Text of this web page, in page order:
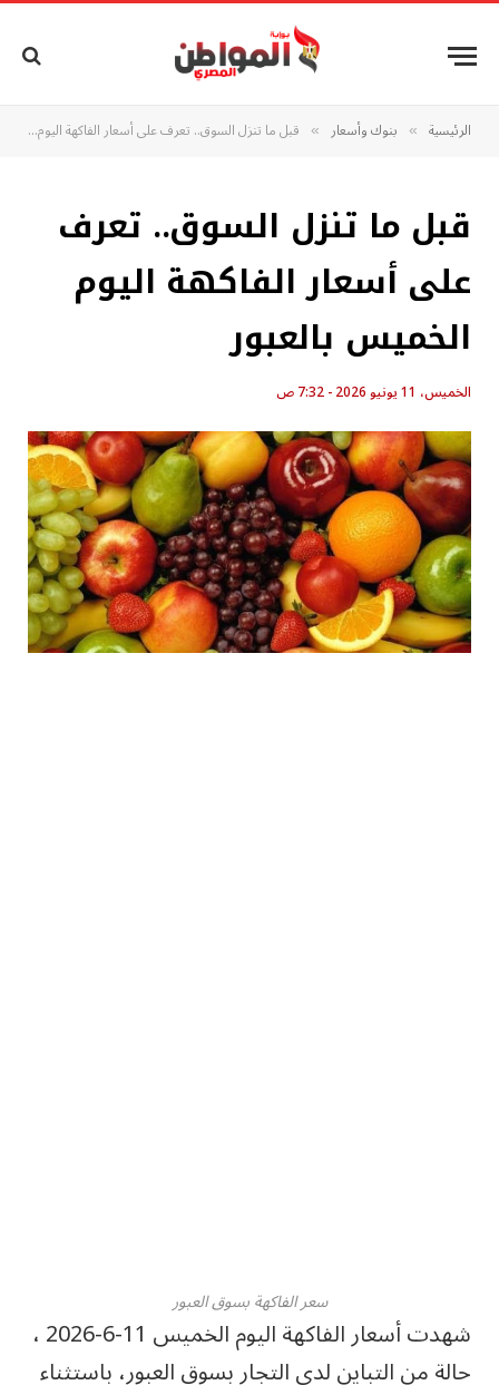
الرئيسية » بنوك وأسعار » قبل ما تنزل السوق.. تعرف على أسعار الفاكهة اليوم الخميس بالعبور
قبل ما تنزل السوق.. تعرف
على أسعار الفاكهة اليوم
الخميس بالعبور
الخميس، 11 يونيو 2026 - 7:32 ص
سعر الفاكهة بسوق العبور
شهدت أسعار الفاكهة اليوم الخميس 11-6-2026 ،
حالة من التباين لدى التجار بسوق العبور، باستثناء